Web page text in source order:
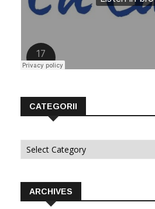
CATEGORII
Categorii
ARCHIVES